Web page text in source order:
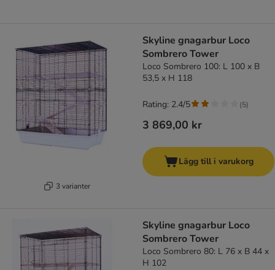
3 varianter
Skyline gnagarbur Loco
Sombrero Tower
Loco Sombrero 100: L 100 x B
53,5 x H 118
3 869,00 kr
Rating: 2.4/5 (5)
Lägg till i varukorg
Skyline gnagarbur Loco
Sombrero Tower
Loco Sombrero 80: L 76 x B 44 x
H 102